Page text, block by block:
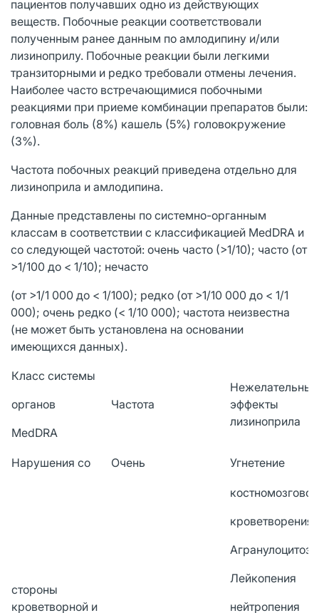
пациентов получавших одно из действующих
веществ. Побочные реакции соответствовали
полученным ранее данным по амлодипину и/или
лизиноприлу. Побочные реакции были легкими
транзиторными и редко требовали отмены лечения.
Наиболее часто встречающимися побочными
реакциями при приеме комбинации препаратов были:
головная боль (8%) кашель (5%) головокружение
(3%).
Частота побочных реакций приведена отдельно для
лизиноприла и амлодипина.
Данные представлены по системно-органным
классам в соответствии с классификацией MedDRA и
со следующей частотой: очень часто (>1/10); часто (от
>1/100 до < 1/10); нечасто
(от >1/1 000 до < 1/100); редко (от >1/10 000 до < 1/1
000); очень редко (< 1/10 000); частота неизвестна
(не может быть установлена на основании
имеющихся данных).
Класс системы
органов
MedDRA
Частота
Нежелательные
эффекты
лизиноприла
Нарушения со Очень Угнетение
стороны
кроветворной и
кроветворения
Агранулоцитоз
Лейкопения
нейтропения